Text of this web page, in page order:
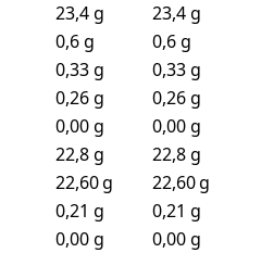
23,4 g
23,4 g
0,6 g
0,6 g
0,33 g
0,33 g
0,26 g
0,26 g
0,00 g
0,00 g
22,8 g
22,8 g
22,60 g
22,60 g
0,21 g
0,21 g
0,00 g
0,00 g